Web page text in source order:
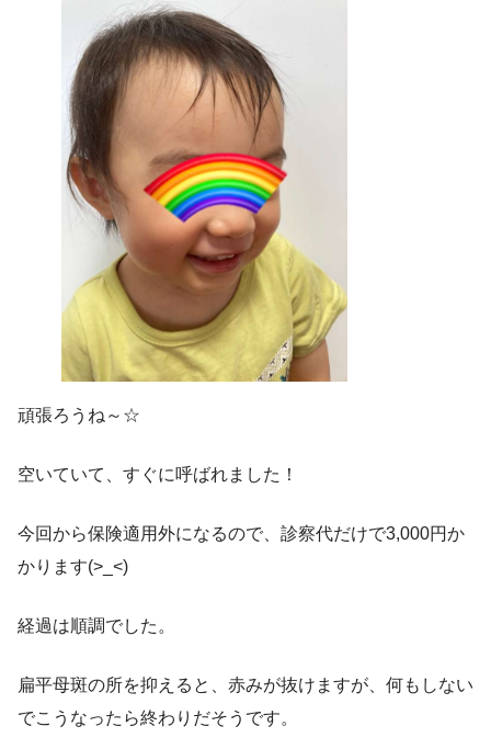
頑張ろうね～☆
空いていて、すぐに呼ばれました！
今回から保険適用外になるので、診察代だけで3,000円か
かります(>_<)
経過は順調でした。
扁平母斑の所を抑えると、赤みが抜けますが、何もしない
でこうなったら終わりだそうです。